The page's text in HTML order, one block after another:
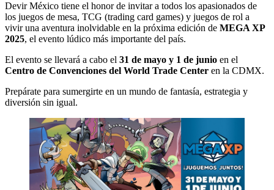
Devir México tiene el honor de invitar a todos los apasionados de
los juegos de mesa, TCG (trading card games) y juegos de rol a
vivir una aventura inolvidable en la próxima edición de MEGA XP
2025, el evento lúdico más importante del país.
El evento se llevará a cabo el 31 de mayo y 1 de junio en el
Centro de Convenciones del World Trade Center en la CDMX.
Prepárate para sumergirte en un mundo de fantasía, estrategia y
diversión sin igual.